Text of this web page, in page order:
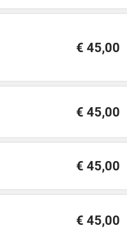
€ 45,00
€ 45,00
€ 45,00
€ 45,00